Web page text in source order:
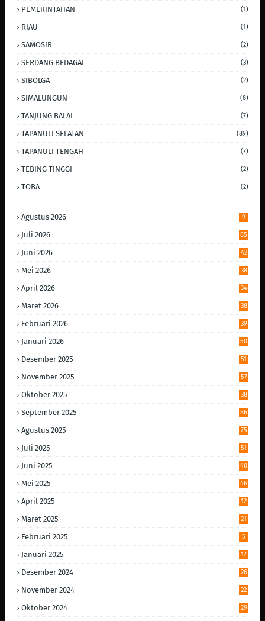
PEMERINTAHAN (1)
RIAU (1)
SAMOSIR (2)
SERDANG BEDAGAI (3)
SIBOLGA (2)
SIMALUNGUN (8)
TANJUNG BALAI (7)
TAPANULI SELATAN (89)
TAPANULI TENGAH (7)
TEBING TINGGI (2)
TOBA (2)
Agustus 2026 9
Juli 2026 65
Juni 2026 42
Mei 2026 38
April 2026 34
Maret 2026 38
Februari 2026 39
Januari 2026 50
Desember 2025 51
November 2025 57
Oktober 2025 38
September 2025 86
Agustus 2025 75
Juli 2025 51
Juni 2025 40
Mei 2025 46
April 2025 12
Maret 2025 21
Februari 2025 5
Januari 2025 17
Desember 2024 26
November 2024 22
Oktober 2024 29